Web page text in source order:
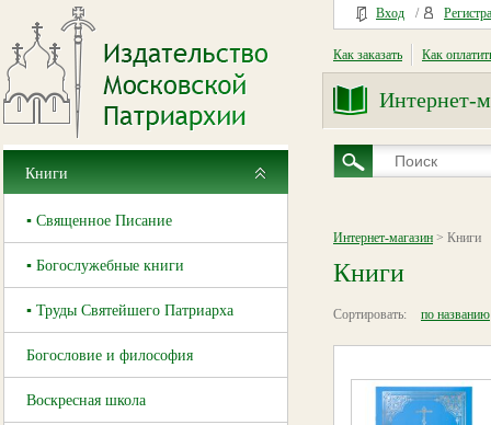
Вход /
Как заказать Как
Интернет-
Книги
▪ Священное Писание
▪ Богослужебные книги
▪ Труды Святейшего Патриарха
Богословие и философия
Воскресная школа
Интернет-магазин > Книги
Книги
Сортировать: по названию